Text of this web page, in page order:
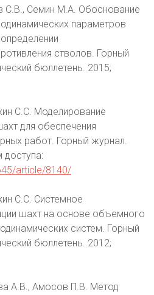
С.В., Семин М.А. Обоснование
параметров
стволов. Горный
бюллетень. 2015;
С.С. Моделирование
для обеспечения
работ. Горный журнал.
доступа:
article/8140/
С.С. Системное
шахт на основе объемного
систем. Горный
бюллетень. 2012;
А.В., Амосов П.В. Метод